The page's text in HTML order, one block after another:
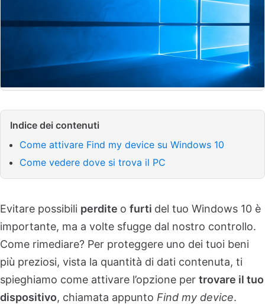
Indice dei contenuti
Come attivare Find my device su Windows 10
Come vedere dove si trova il PC
Evitare possibili perdite o furti del tuo Windows 10 è
importante, ma a volte sfugge dal nostro controllo.
Come rimediare? Per proteggere uno dei tuoi beni
più preziosi, vista la quantità di dati contenuta, ti
spieghiamo come attivare l’opzione per trovare il tuo
dispositivo, chiamata appunto Find my device.